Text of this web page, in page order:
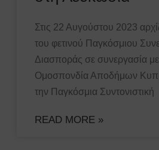
Στις 22 Αυγούστου 2023
του φετινού Παγκόσμιου
Διασποράς σε συνεργασία
Ομοσπονδία Αποδήμων
την Παγκόσμια Συντονιστική
READ MORE »